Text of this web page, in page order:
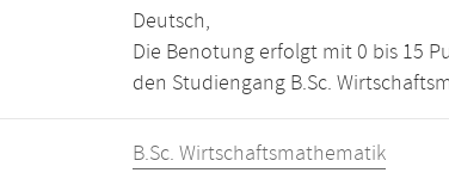
Deutsch,
Die Benotung erfolgt mit 0 bis 15
den Studiengang B.Sc.
B.Sc. Wirtschaftsmathematik